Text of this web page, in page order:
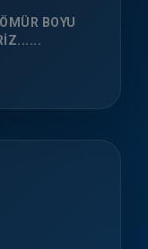
BOYU